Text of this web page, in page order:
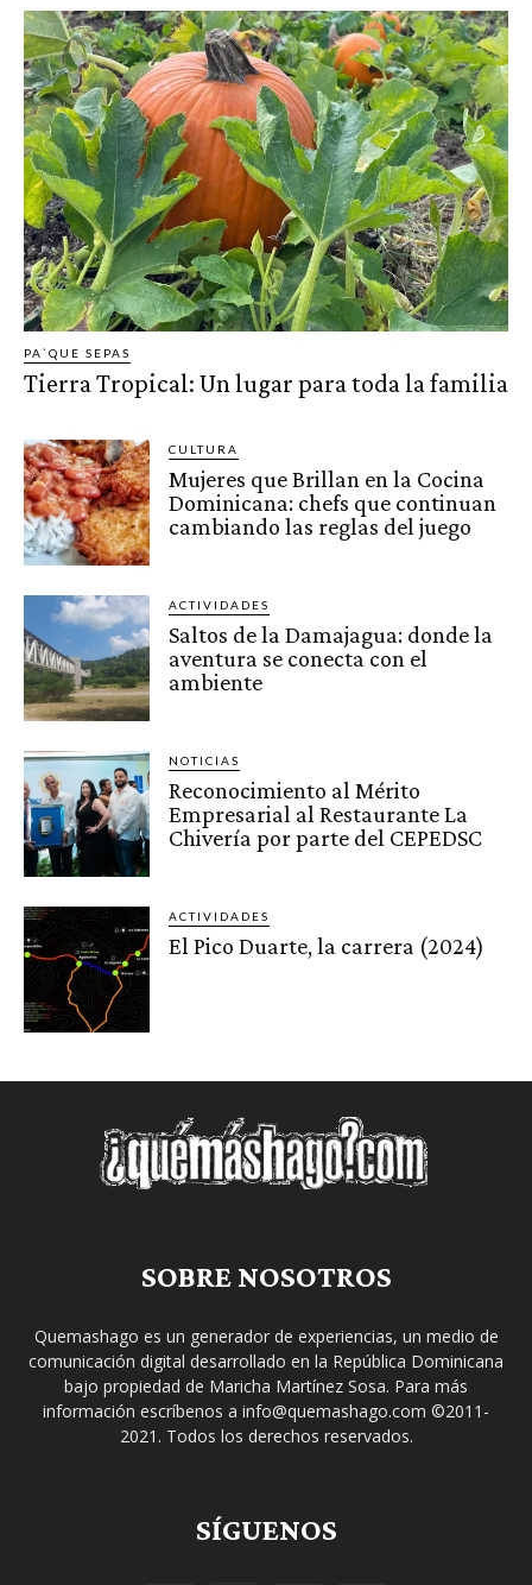
PA`QUE SEPAS
Tierra Tropical: Un lugar para toda la familia
CULTURA
Mujeres que Brillan en la Cocina
Dominicana: chefs que continuan
cambiando las reglas del juego
ACTIVIDADES
Saltos de la Damajagua: donde la
aventura se conecta con el
ambiente
NOTICIAS
Reconocimiento al Mérito
Empresarial al Restaurante La
Chivería por parte del CEPEDSC
ACTIVIDADES
El Pico Duarte, la carrera (2024)
SOBRE NOSOTROS
Quemashago es un generador de experiencias, un medio de
comunicación digital desarrollado en la República Dominicana
bajo propiedad de Maricha Martínez Sosa. Para más
información escríbenos a info@quemashago.com ©2011-
2021. Todos los derechos reservados.
SÍGUENOS